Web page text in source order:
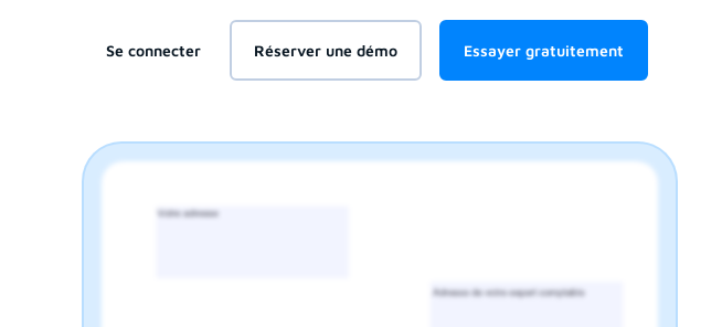
Se connecter Réserver une démo Essayer gratuitement